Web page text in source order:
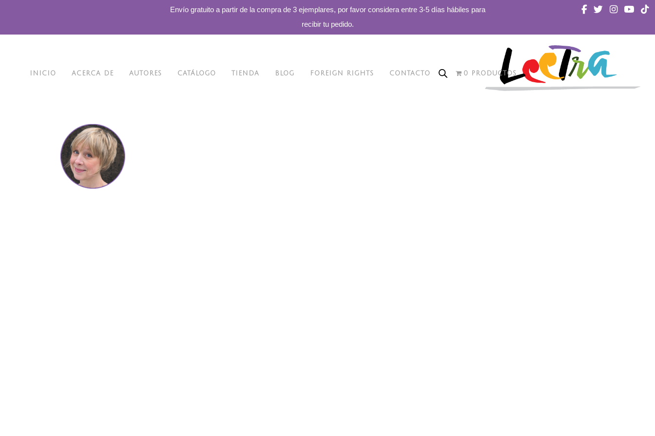
Envío gratuito a partir de la compra de 3 ejemplares, por favor considera entre 3-5 días hábiles para
recibir tu pedido.
INICIO ACERCA DE AUTORES CATÁLOGO TIENDA BLOG FOREIGN RIGHTS CONTACTO 0 PRODUCTOS